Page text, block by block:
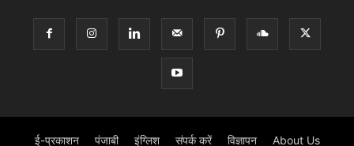
ई-प्रकाशन पंजाबी इंग्लिश संपर्क करें विज्ञापन About Us